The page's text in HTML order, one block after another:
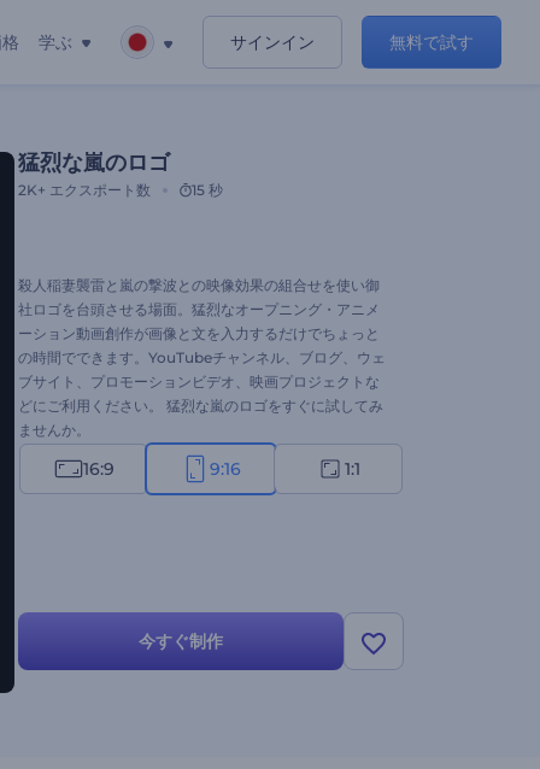
学ぶ サインイン 無料で試す
猛烈な嵐のロゴ
2K+ エクスポート数 15 秒
殺人稲妻襲雷と嵐の撃波との映像効果の組合せを使い御
社ロゴを台頭させる場面。猛烈なオープニング・アニメ
ーション動画創作が画像と文を入力するだけでちょっと
の時間でできます。YouTubeチャンネル、ブログ、ウェ
ブサイト、プロモーションビデオ、映画プロジェクトな
どにご利用ください。 猛烈な嵐のロゴをすぐに試してみ
ませんか。
16:9 9:16 1:1
今すぐ制作